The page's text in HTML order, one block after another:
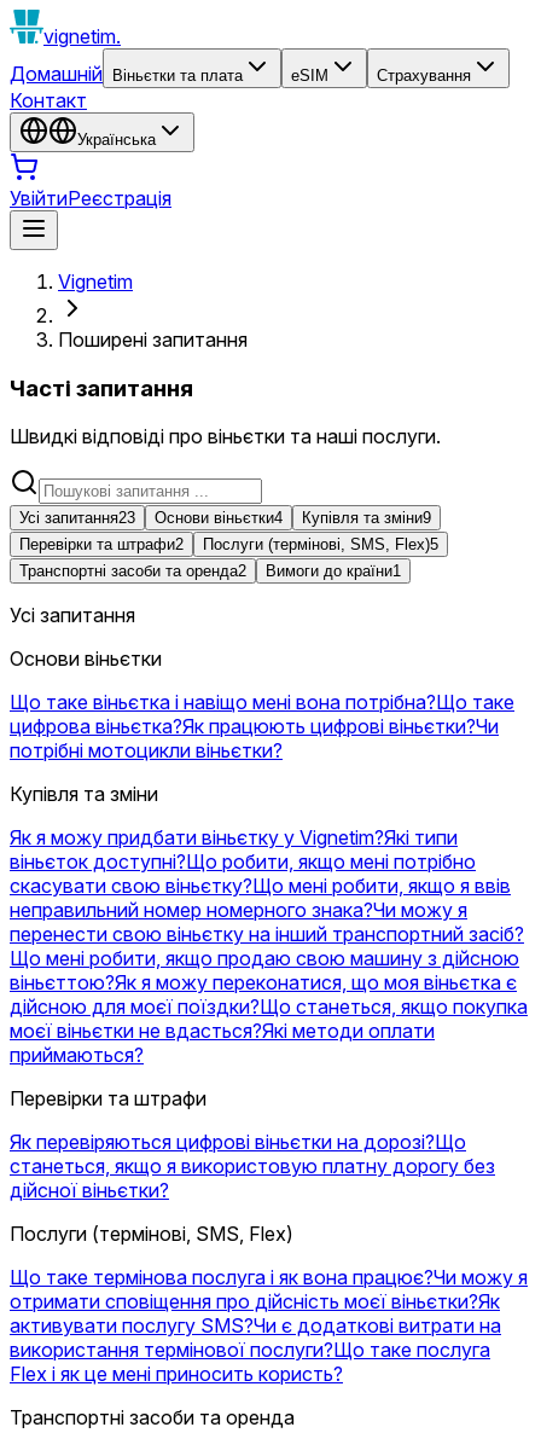
vignetim.
Домашній
Віньєтки та плата eSIM Страхування
Контакт
Українська
УвійтиРеєстрація
Vignetim
Поширені запитання
Часті запитання
Швидкі відповіді про віньєтки та наші послуги.
Усі запитання23 Основи віньєтки4 Купівля та зміни9
Перевірки та штрафи2 Послуги (термінові, SMS, Flex)5
Транспортні засоби та оренда2 Вимоги до країни1
Усі запитання
Основи віньєтки
Що таке віньєтка і навіщо мені вона потрібна?Що таке
цифрова віньєтка?Як працюють цифрові віньєтки?Чи
потрібні мотоцикли віньєтки?
Купівля та зміни
Як я можу придбати віньєтку у Vignetim?Які типи
віньєток доступні?Що робити, якщо мені потрібно
скасувати свою віньєтку?Що мені робити, якщо я ввів
неправильний номер номерного знака?Чи можу я
перенести свою віньєтку на інший транспортний засіб?
Що мені робити, якщо продаю свою машину з дійсною
віньєттою?Як я можу переконатися, що моя віньєтка є
дійсною для моєї поїздки?Що станеться, якщо покупка
моєї віньєтки не вдасться?Які методи оплати
приймаються?
Перевірки та штрафи
Як перевіряються цифрові віньєтки на дорозі?Що
станеться, якщо я використовую платну дорогу без
дійсної віньєтки?
Послуги (термінові, SMS, Flex)
Що таке термінова послуга і як вона працює?Чи можу я
отримати сповіщення про дійсність моєї віньєтки?Як
активувати послугу SMS?Чи є додаткові витрати на
використання термінової послуги?Що таке послуга
Flex і як це мені приносить користь?
Транспортні засоби та оренда